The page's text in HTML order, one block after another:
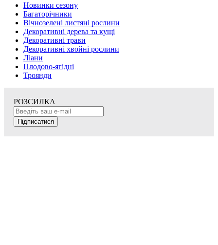
Новинки сезону
Багаторічники
Вічнозелені листяні рослини
Декоративні дерева та кущі
Декоративні трави
Декоративні хвойні рослини
Ліани
Плодово-ягідні
Троянди
РОЗСИЛКА
Підписатися